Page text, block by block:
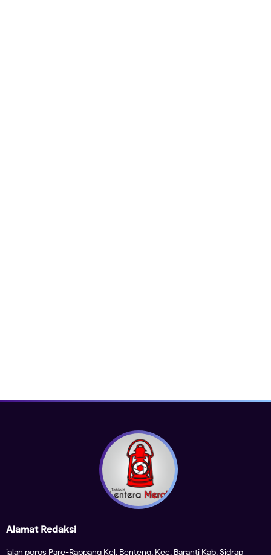
Alamat Redaksi
jalan poros Pare-Rappang Kel. Benteng, Kec. Baranti Kab. Sidrap